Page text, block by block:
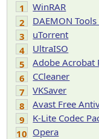
1
WinRAR
2
DAEMON
3
uTorrent
4
UltraISO
5
Adobe Acrobat
6
CCleaner
7
VKSaver
8
Avast Free
9
K-Lite Codec
10 Opera